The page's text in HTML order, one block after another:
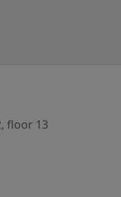
floor 13